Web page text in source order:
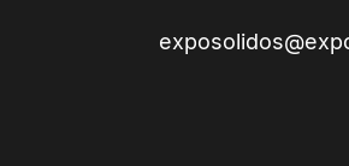
68 68